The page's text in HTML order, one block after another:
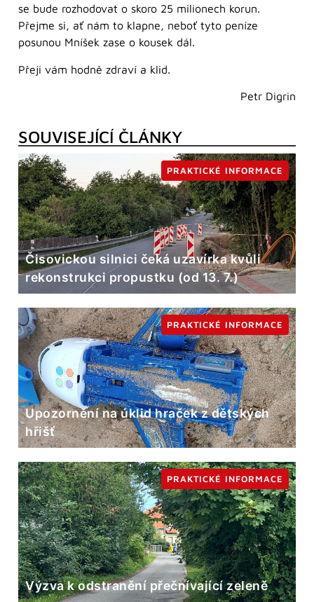
se bude rozhodovat o skoro 25 milionech korun.
Přejme si, ať nám to klapne, neboť tyto peníze
posunou Mníšek zase o kousek dál.
Přeji vám hodně zdraví a klid.
Petr Digrin
SOUVISEJÍCÍ ČLÁNKY
Čisovickou silnici čeká uzavírka kvůli
rekonstrukci propustku (od 13. 7.)
PRAKTICKÉ INFORMACE
Upozornění na úklid hraček z dětských
hřišť
PRAKTICKÉ INFORMACE
Výzva k odstranění přečnívající zeleně
PRAKTICKÉ INFORMACE